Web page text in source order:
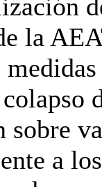
la
sobre
a